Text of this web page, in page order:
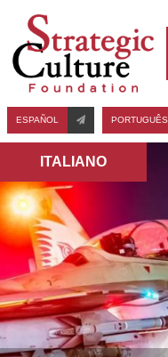
ESPAÑOL PORTUGUÊS
ITALIANO